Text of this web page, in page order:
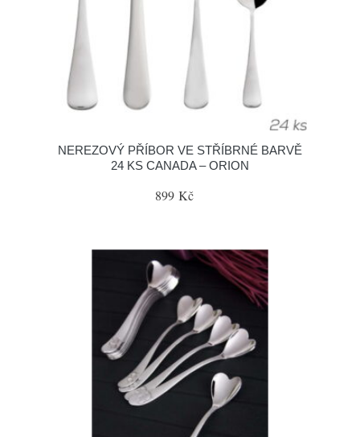
NEREZOVÝ PŘÍBOR VE STŘÍBRNÉ BARVĚ
24 KS CANADA – ORION
899 Kč